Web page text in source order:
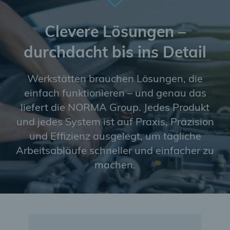
genau dann, wenn Sie es brauchen.
, die Ihren Arbeitsfluss unterstützt.
Durchdachte Konstruktionen und eine
anwenderfreundliche Handhabung machen jeden
Arbeitsschritt schneller und einfacher und sparen
wertvolle Zeit in der Werkstatt. Mit NORMA ist die
Montage effizient, zuverlässig und reibungslos – für
beste Ergebnisse und zufriedene Kunden bei jedem
Auftrag.
Clevere Lösungen –
durchdacht bis ins Detail
Werkstätten brauchen Lösungen, die
einfach funktionieren – und genau das
liefert die NORMA Group. Jedes Produkt
und jedes System ist auf Praxis, Präzision
und Effizienz ausgelegt, um tägliche
Arbeitsabläufe schneller und einfacher zu
machen.